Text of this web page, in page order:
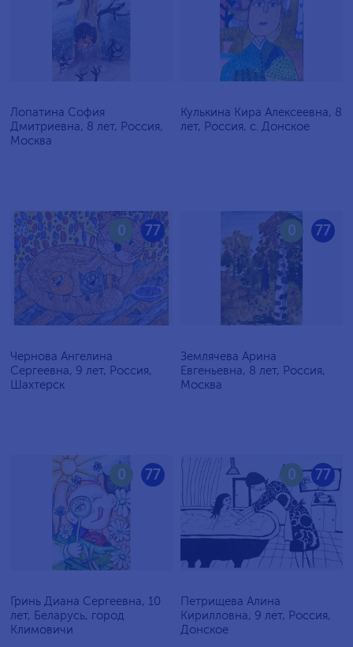
Лопатина София
Дмитриевна, 8 лет, Россия,
Москва
Кулькина Кира Алексеевна, 8
лет, Россия, с. Донское
77
0
Чернова Ангелина
Сергеевна, 9 лет, Россия,
Шахтерск
77
0
Землячева Арина
Евгеньевна, 8 лет, Россия,
Москва
77
0
Гринь Диана Сергеевна, 10
лет, Беларусь, город
Климовичи
77
0
Петрищева Алина
Кирилловна, 9 лет, Россия,
Донское